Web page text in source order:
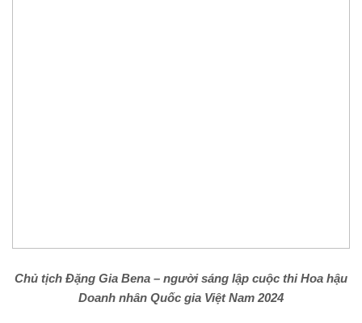
Chủ tịch Đặng Gia Bena – người sáng lập cuộc thi Hoa hậu
Doanh nhân Quốc gia Việt Nam 2024